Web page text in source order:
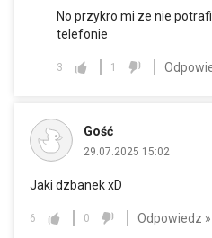
No przykro mi ze nie
telefonie
3 1
Gość
29.07.2025 15:02
Jaki dzbanek xD
6 0 Odpowiedz »